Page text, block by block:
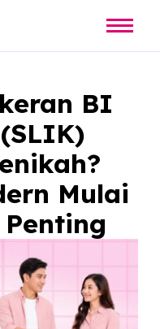
BI
(SLIK)
Penting